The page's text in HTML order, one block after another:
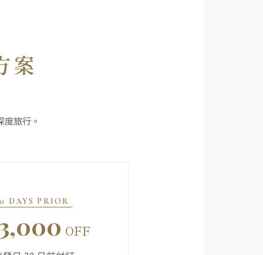
案
旅行。
DAYS PRIOR
OFF